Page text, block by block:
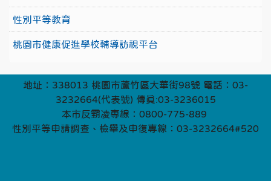
性別平等教育
桃園市健康促進學校輔導訪視平台
地址：338013 桃園市蘆竹區大華街98號 電話：03-
3232664(代表號) 傳真:03-3236015
本市反霸凌專線：0800-775-889
性別平等申請調查、檢舉及申復專線：03-3232664#520